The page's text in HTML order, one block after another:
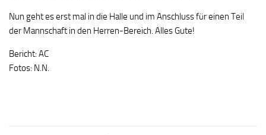
Nun geht es erst mal in die Halle und im Anschluss für einen Teil
der Mannschaft in den Herren-Bereich. Alles Gute!
Bericht: AC
Fotos: N.N.